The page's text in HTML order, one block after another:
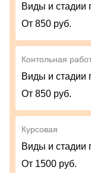
Виды и стадии
От 850 руб.
Контольная
Виды и стадии
От 850 руб.
Курсовая
Виды и стадии
От 1500 руб.